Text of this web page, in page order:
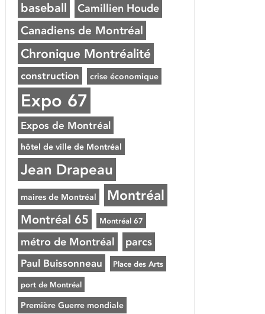
baseball Camillien Houde
Canadiens de Montréal
Chronique Montréalité
construction crise économique
Expo 67
Expos de Montréal
hôtel de ville de Montréal
Jean Drapeau
maires de Montréal Montréal
Montréal 65 Montréal 67
métro de Montréal parcs
Paul Buissonneau Place des Arts
port de Montréal
Première Guerre mondiale